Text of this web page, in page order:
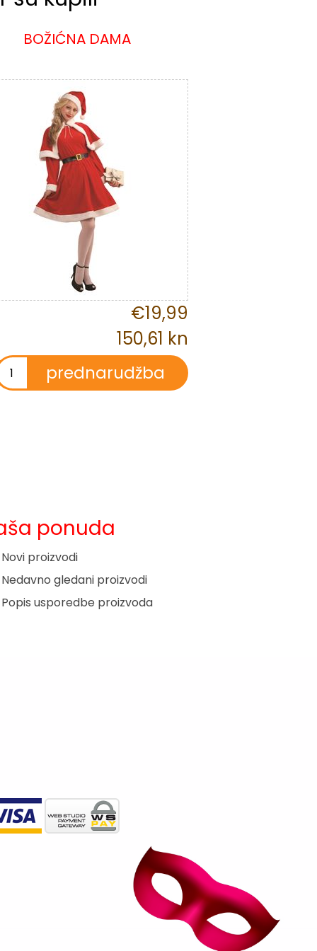
BOŽIĆNA DAMA
€19,99
150,61 kn
ponuda
Novi proizvodi
Nedavno gledani proizvodi
Popis usporedbe proizvoda